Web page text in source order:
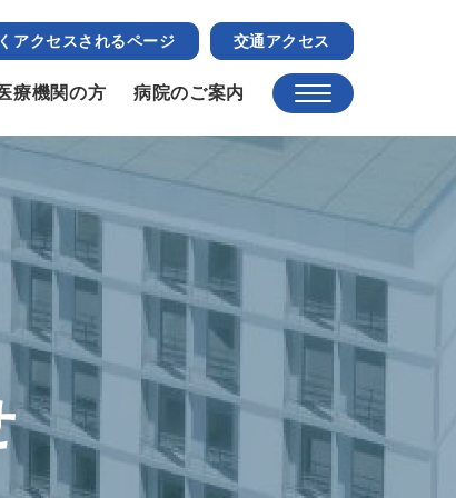
アクセスされるページ 交通アクセス
療機関の方 病院のご案内